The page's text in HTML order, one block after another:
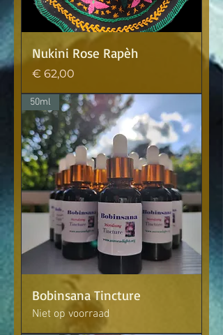
Nukini Rose Rapèh
Prijs
€ 62,00
50ml
Bobinsana Tincture
Niet op voorraad